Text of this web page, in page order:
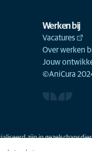
Werken bij
Vacatures
Over werken
Jouw
©AniCura
zijn in